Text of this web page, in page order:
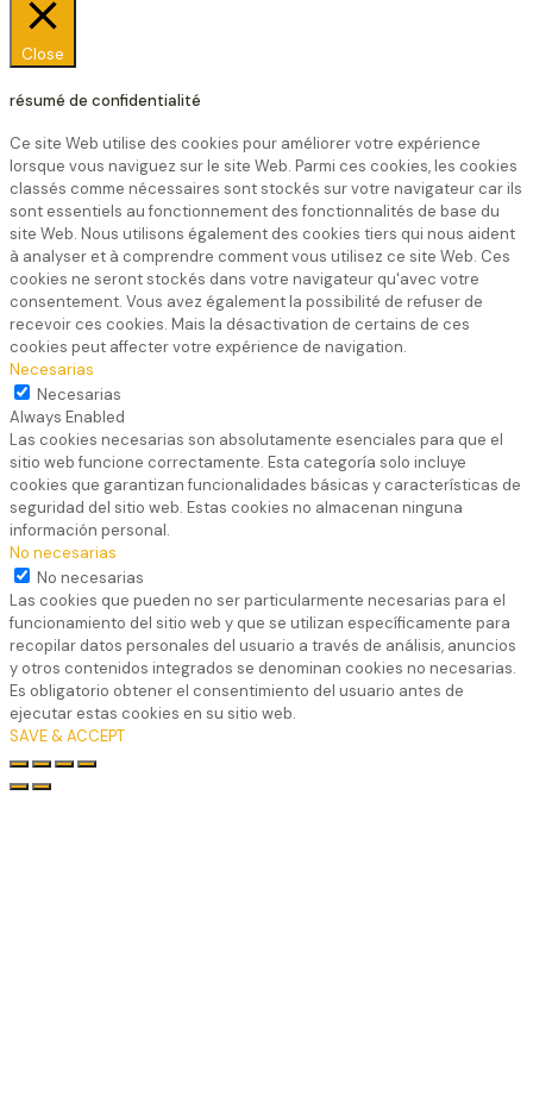
Close
résumé de confidentialité
Ce site Web utilise des cookies pour améliorer votre expérience
lorsque vous naviguez sur le site Web. Parmi ces cookies, les cookies
classés comme nécessaires sont stockés sur votre navigateur car ils
sont essentiels au fonctionnement des fonctionnalités de base du
site Web. Nous utilisons également des cookies tiers qui nous aident
à analyser et à comprendre comment vous utilisez ce site Web. Ces
cookies ne seront stockés dans votre navigateur qu'avec votre
consentement. Vous avez également la possibilité de refuser de
recevoir ces cookies. Mais la désactivation de certains de ces
cookies peut affecter votre expérience de navigation.
Necesarias
Necesarias
Always Enabled
Las cookies necesarias son absolutamente esenciales para que el
sitio web funcione correctamente. Esta categoría solo incluye
cookies que garantizan funcionalidades básicas y características de
seguridad del sitio web. Estas cookies no almacenan ninguna
información personal.
No necesarias
No necesarias
Las cookies que pueden no ser particularmente necesarias para el
funcionamiento del sitio web y que se utilizan específicamente para
recopilar datos personales del usuario a través de análisis, anuncios
y otros contenidos integrados se denominan cookies no necesarias.
Es obligatorio obtener el consentimiento del usuario antes de
ejecutar estas cookies en su sitio web.
SAVE & ACCEPT